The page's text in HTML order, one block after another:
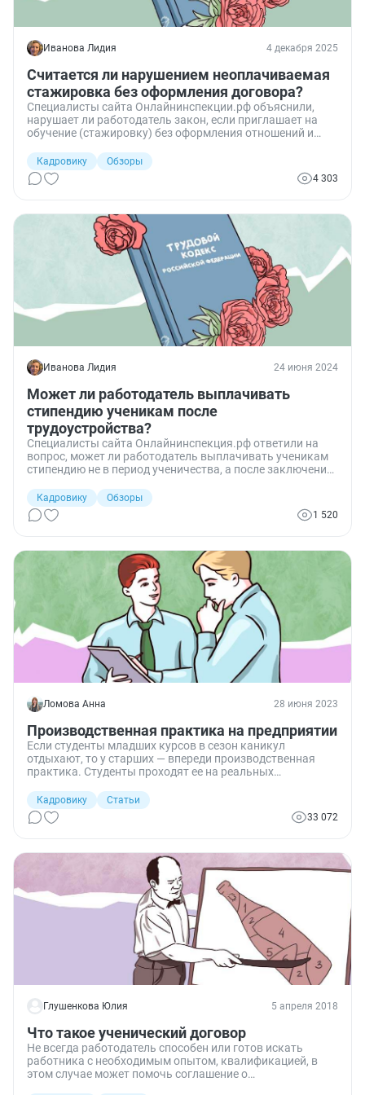
Иванова Лидия 4 декабря 2025
Считается ли нарушением неоплачиваемая
стажировка без оформления договора?
Специалисты сайта Онлайнинспекции.рф объяснили,
нарушает ли работодатель закон, если приглашает на
обучение (стажировку) без оформления отношений и
оформляют на работу.
Кадровику
Обзоры
4 303
Иванова Лидия 24 июня 2024
Может ли работодатель выплачивать
стипендию ученикам после
трудоустройства?
Специалисты сайта Онлайнинспекция.рф ответили на
вопрос, может ли работодатель выплачивать ученикам
стипендию не в период ученичества, а после заключения
Кадровику
Обзоры
1 520
Ломова Анна 28 июня 2023
Производственная практика на предприятии
Если студенты младших курсов в сезон каникул
отдыхают, то у старших — впереди производственная
практика. Студенты проходят ее на реальных
будущей профессии. Разъясняем, кто и зачем ее
проходит, как ее оформляют, каких правил надо
придерживаться, оплачивают ли эту работу.
Кадровику
Статьи
33 072
Глушенкова Юлия 5 апреля 2018
Что такое ученический договор
Не всегда работодатель способен или готов искать
работника с необходимым опытом, квалификацией, в
этом случае может помочь соглашение о